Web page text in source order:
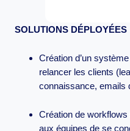
SOLUTIONS DÉPLOYÉES
Création d’un
relancer les clients
connaissance, emails
Création de workflows
aux équipes de se